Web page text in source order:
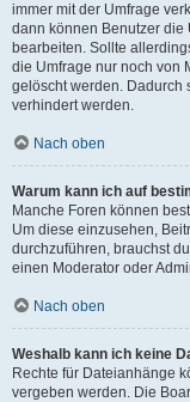
immer mit der Umfrage
dann können Benutzer die
bearbeiten. Sollte
die Umfrage nur noch von
gelöscht werden. Dadurch
verhindert werden.
Nach oben
Warum kann ich auf
Manche Foren können
Um diese einzusehen,
durchzuführen, brauchst
einen Moderator oder
Nach oben
Weshalb kann ich keine
Rechte für Dateianhänge
vergeben werden. Die